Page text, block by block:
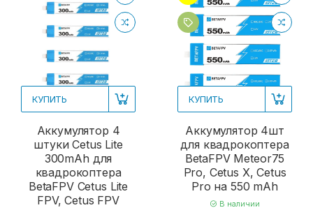
КУПИТЬ
Аккумулятор 4
штуки Cetus Lite
300mAh для
квадрокоптера
BetaFPV Cetus Lite
FPV, Cetus FPV
КУПИТЬ
Аккумулятор 4шт
для квадрокоптера
BetaFPV Meteor75
Pro, Cetus X, Cetus
Pro на 550 mAh
В наличии